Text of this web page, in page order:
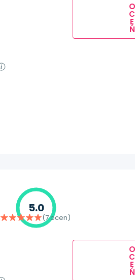
O
C
E
Ń
5.0
(7 ocen)
O
C
E
Ń